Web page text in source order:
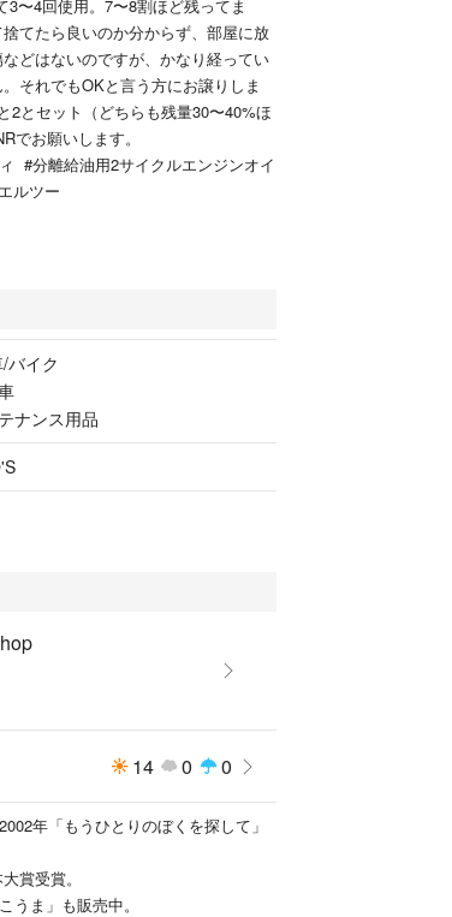
〜4回使用。7〜8割ほど残ってま
てたら良いのか分からず、部屋に放
どはないのですが、かなり経ってい
それでもOKと言う方にお譲りしま
2とセット（どちらも残量30〜40%ほ
でお願いします。
#分離給油用2サイクルエンジンオイ
ルツー
バイク
ナンス用品
14 0 0
年「もうひとりのぼくを探して」
賞受賞。
うま」も販売中。